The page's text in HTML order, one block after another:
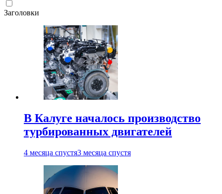
Заголовки
В Калуге началось производство
турбированных двигателей
4 месяца спустя3 месяца спустя